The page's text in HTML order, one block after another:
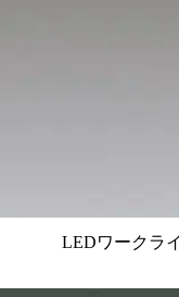
LEDワークラ